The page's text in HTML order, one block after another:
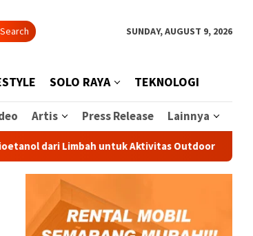
Search SUNDAY, AUGUST 9, 2026
SOLO RAYA TEKNOLOGI
Artis Press Release Lainnya
Limbah untuk Aktivitas Outdoor